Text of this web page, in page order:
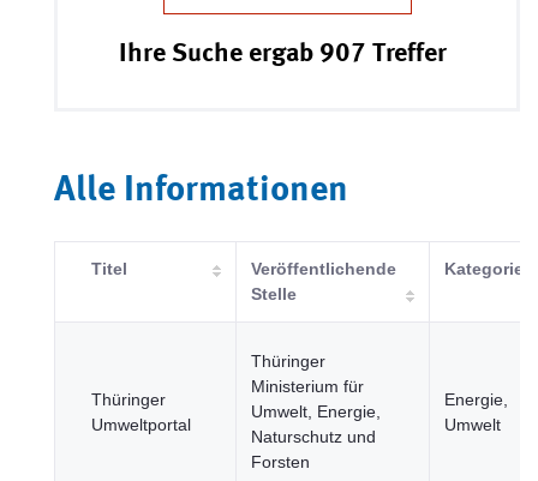
Ihre Suche ergab 907 Treffer
Alle Informationen
Titel
Veröffentlichende
Stelle
Kategorie
Thüringer
Umweltportal
Thüringer
Ministerium für
Umwelt, Energie,
Naturschutz und
Forsten
Energie,
Umwelt